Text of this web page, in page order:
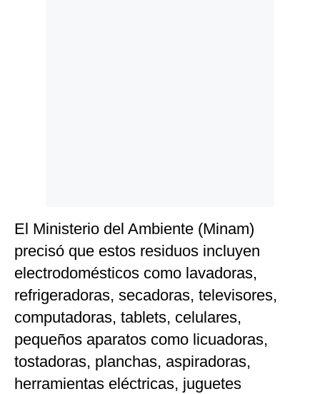
El Ministerio del Ambiente (Minam)
precisó que estos residuos incluyen
electrodomésticos como lavadoras,
refrigeradoras, secadoras, televisores,
computadoras, tablets, celulares,
pequeños aparatos como licuadoras,
tostadoras, planchas, aspiradoras,
herramientas eléctricas, juguetes